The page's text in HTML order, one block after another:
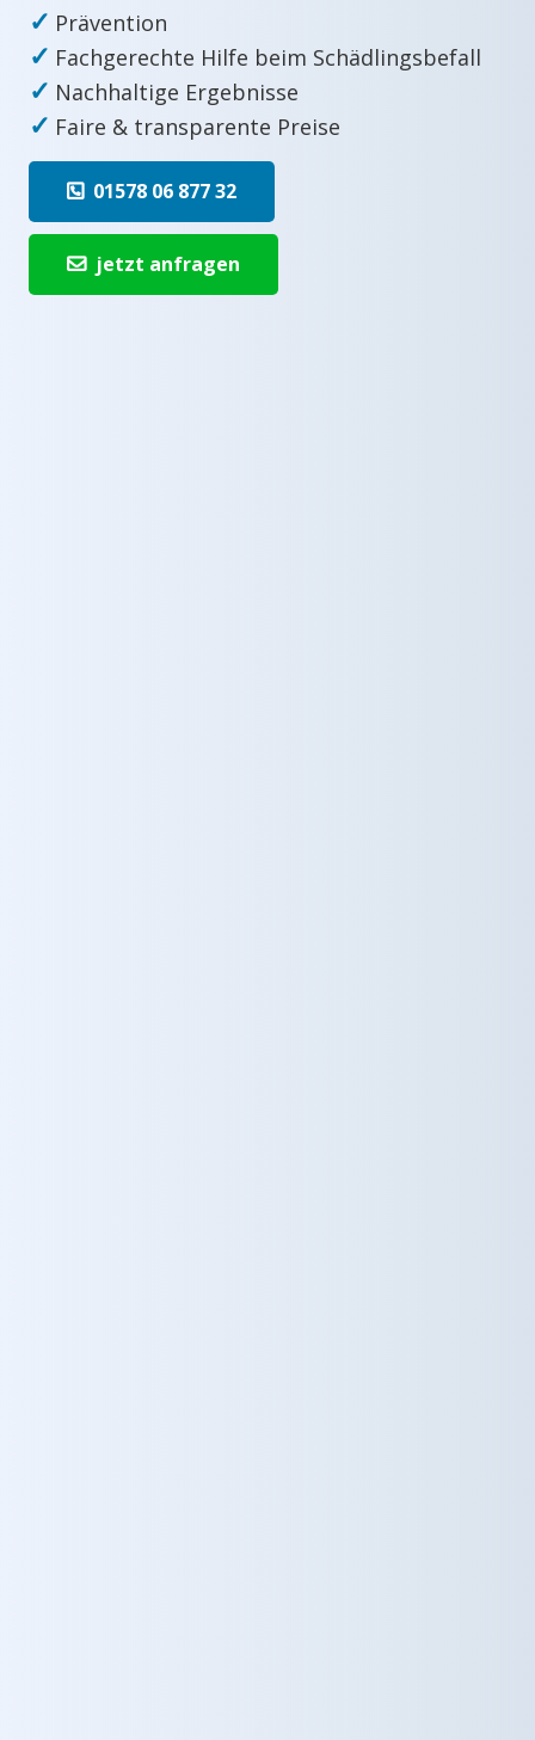
✓ Prävention
✓ Fachgerechte Hilfe beim Schädlingsbefall
✓ Nachhaltige Ergebnisse
✓ Faire & transparente Preise
01578 06 877 32
jetzt anfragen